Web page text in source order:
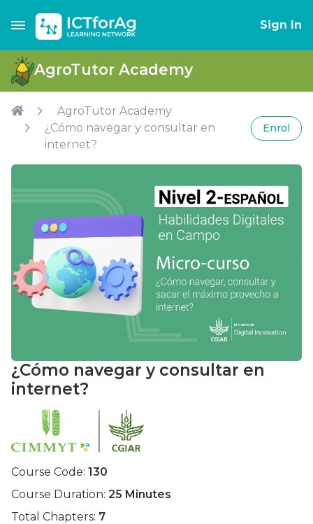
Sign In
AgroTutor Academy
AgroTutor Academy
¿Cómo navegar y consultar en
internet?
Enrol
¿Cómo navegar y consultar en
internet?
Course Code: 130
Course Duration: 25 Minutes
Total Chapters: 7